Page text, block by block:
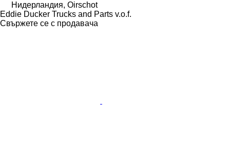
Нидерландия, Oirschot
Eddie Ducker Trucks and Parts v.o.f.
Свържете се с продавача